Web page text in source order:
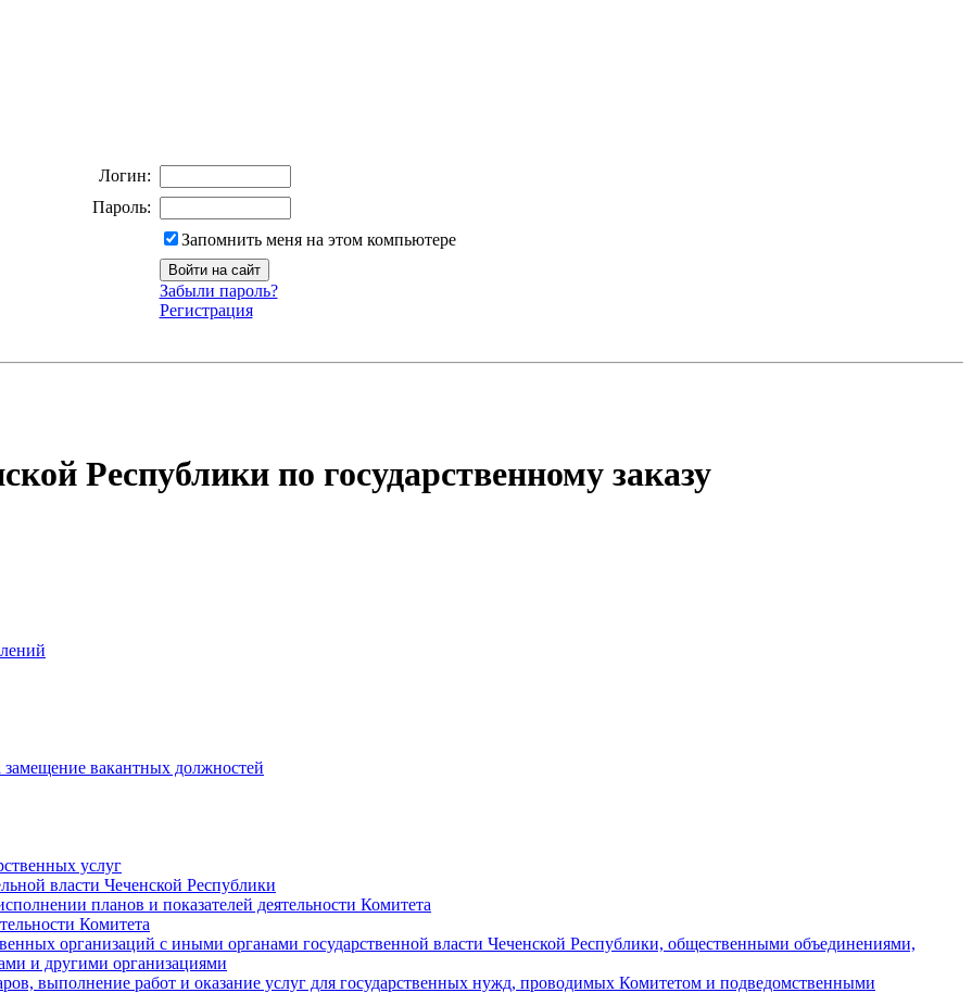
Логин:
Пароль:
Запомнить меня на этом компьютере
Забыли пароль?
Регистрация
Республики по государственному заказу
замещение вакантных должностей
услуг
власти Чеченской Республики
планов и показателей деятельности Комитета
Комитета
организаций с иными органами государственной власти Чеченской Республики, общественными объединениями,
и другими организациями
выполнение работ и оказание услуг для государственных нужд, проводимых Комитетом и подведомственными